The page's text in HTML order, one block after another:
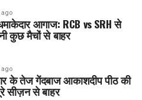
आगाज: RCB vs SRH से
कुछ मैचों से बाहर
के तेज गेंदबाज आकाशदीप पीठ की
सीज़न से बाहर